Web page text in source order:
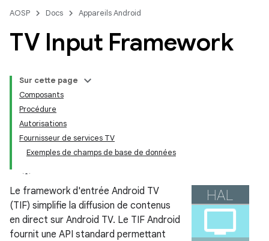
AOSP Docs Appareils Android
TV Input Framework
Sur cette page
Composants
Procédure
Autorisations
Fournisseur de services TV
Exemples de champs de base de données
Le framework d'entrée Android TV
(TIF) simplifie la diffusion de contenus
en direct sur Android TV. Le TIF Android
fournit une API standard permettant